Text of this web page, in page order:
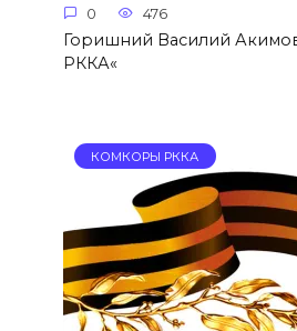
0 476
Горишний Василий
РККА«
КОМКОРЫ РККА